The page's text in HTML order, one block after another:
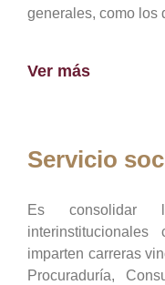
generales, como los
Ver más
Servicio
Es consolidar
imparten carreras
Procuraduría,